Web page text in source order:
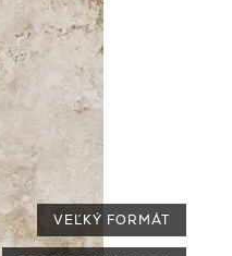
VEĽKÝ FORMÁT